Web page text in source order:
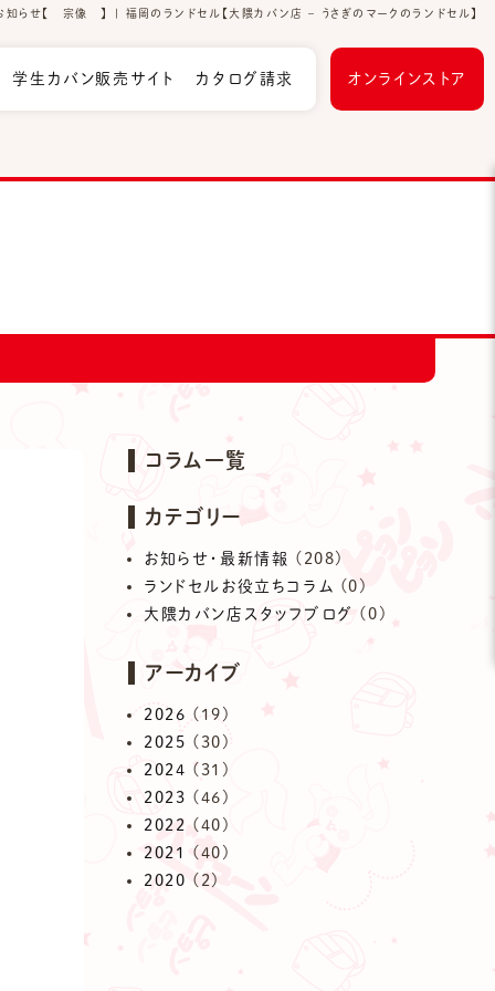
知らせ【 宗像 】 | 福岡のランドセル【大隈カバン店 – うさぎのマークのランドセル】
学生カバン販売サイト カタログ請求 オンラインストア
コラム一覧
カテゴリー
お知らせ・最新情報
(208)
ランドセルお役立ちコラム
(0)
大隈カバン店スタッフブログ
(0)
アーカイブ
2026 (19)
2025 (30)
2024 (31)
2023 (46)
2022
(40)
2021
(40)
2020 (2)